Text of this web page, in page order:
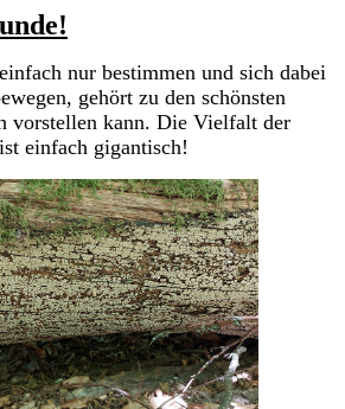
nur bestimmen und sich dabei
gehört zu den schönsten
vorstellen kann. Die Vielfalt der
einfach gigantisch!